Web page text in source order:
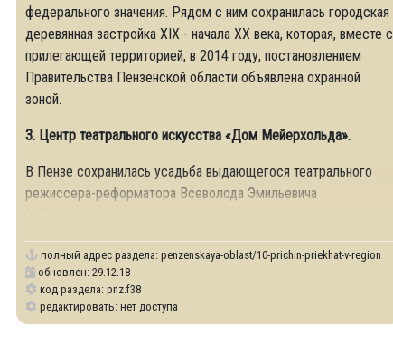
федерального значения. Рядом с ним сохранилась городская
деревянная застройка XIX - начала XX века, которая, вместе с
прилегающей территорией, в 2014 году, постановлением
Правительства Пензенской области объявлена охранной
зоной.
3. Центр театрального искусства «Дом Мейерхольда».
В Пензе сохранилась усадьба выдающегося театрального
режиссера-реформатора Всеволода Эмильевича
полный адрес раздела: penzenskaya-oblast/10-prichin-priekhat-v-region
обновлен: 29.12.18
код раздела: pnz.f38
редактировать: нет доступа